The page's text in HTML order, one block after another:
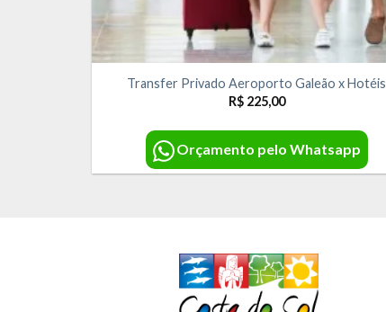
Transfer Privado Aeroporto Galeão x Hotéis
R$225,00
Orçamento pelo Whatsapp